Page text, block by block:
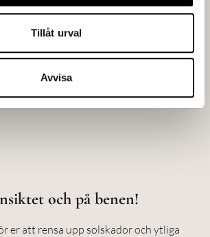
Tillåt urval
Avvisa
och 1000:- för läkarbesöket.För
oss på 0470-30334.
– Här gäller ordinarie priser för
och på benen!
er att rensa upp solskador och ytliga